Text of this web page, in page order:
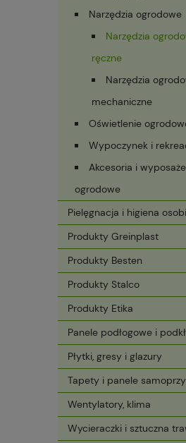
Narzędzia ogrodowe
Narzędzia
ręczne
Narzędzia
mechaniczne
Oświetlenie
Wypoczynek i
Akcesoria i
ogrodowe
Pielęgnacja i higiena
Produkty Greinplast
Produkty Besten
Produkty Stalco
Produkty Etika
Panele podłogowe i
Płytki, gresy i glazury
Tapety i panele
Wentylatory, klima
Wycieraczki i sztuczna